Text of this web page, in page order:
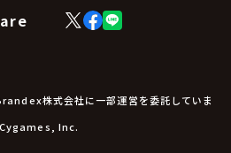
X
(Twitter)
Facebook
LINE
株式会社に一部運営を委託していま
Inc.